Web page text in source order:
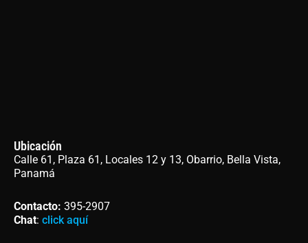
Ubicación
Calle 61, Plaza 61, Locales 12 y 13, Obarrio, Bella Vista,
Panamá
Contacto: 395-2907
Chat: click aquí